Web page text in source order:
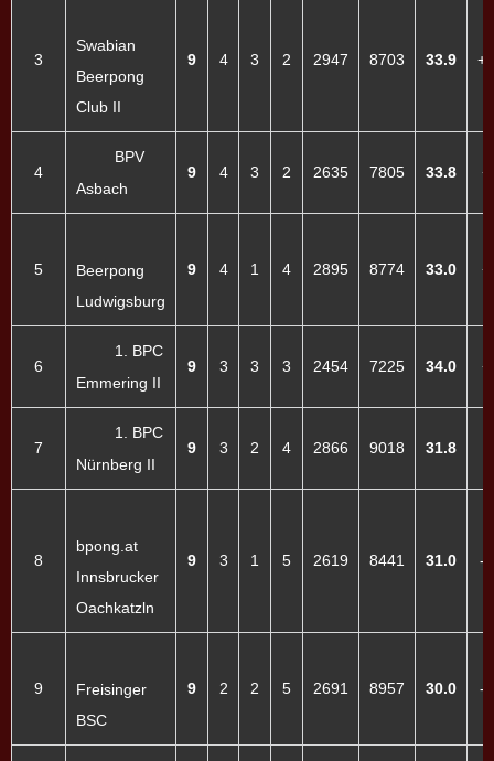
3
Swabian
Beerpong
Club II
9 4 3 2 2947 8703 33.9
4
BPV
Asbach
9 4 3 2 2635 7805 33.8
5
Beerpong
Ludwigsburg
9 4 1 4 2895 8774 33.0
6
1. BPC
Emmering II
9 3 3 3 2454 7225 34.0
7
1. BPC
Nürnberg II
9 3 2 4 2866 9018 31.8
8
bpong.at
Innsbrucker
Oachkatzln
9 3 1 5 2619 8441 31.0 -
9
Freisinger
BSC
9 2 2 5 2691 8957 30.0 -